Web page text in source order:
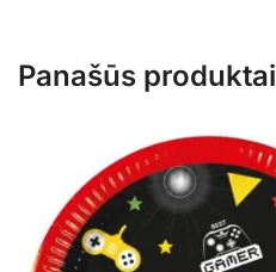
Panašūs produktai